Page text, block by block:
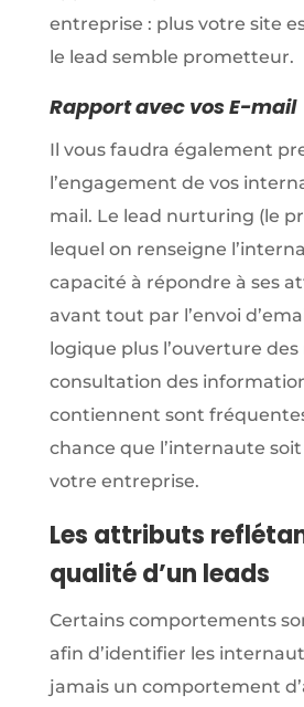
entreprise : plus votre site
le lead semble prometteur.
Rapport avec vos E-mail
Il vous faudra également
l’engagement de vos
mail. Le lead nurturing (le
lequel on renseigne
capacité à répondre à ses
avant tout par l’envoi
logique plus l’ouverture des
consultation des
contiennent sont
chance que l’internaute
votre entreprise.
Les attributs
qualité d’un leads
Certains comportements
afin d’identifier les
jamais un comportement